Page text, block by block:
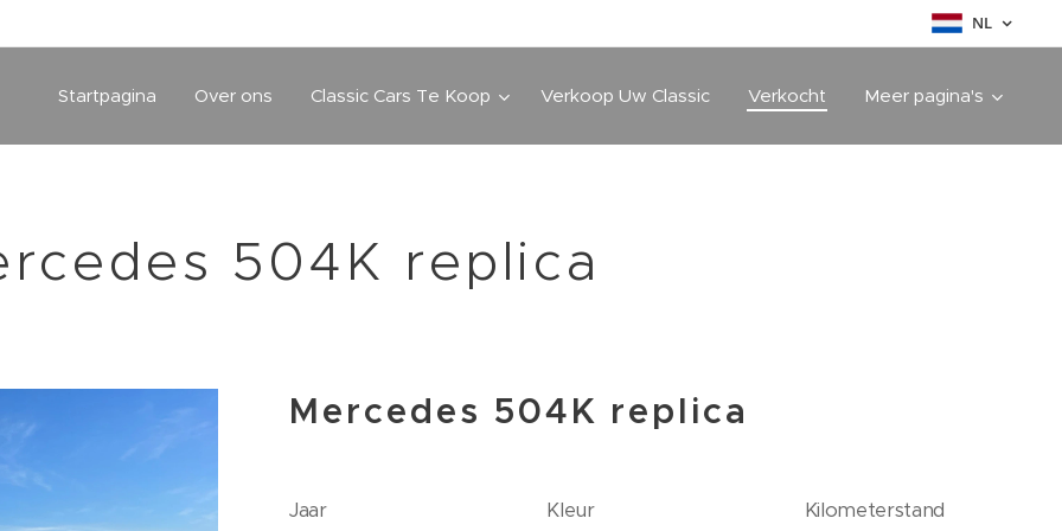
NL
Startpagina Over ons Classic Cars Te Koop Verkoop Uw Classic Verkocht Meer pagina's
504K replica
Mercedes 504K replica
Jaar Kleur Kilometerstand